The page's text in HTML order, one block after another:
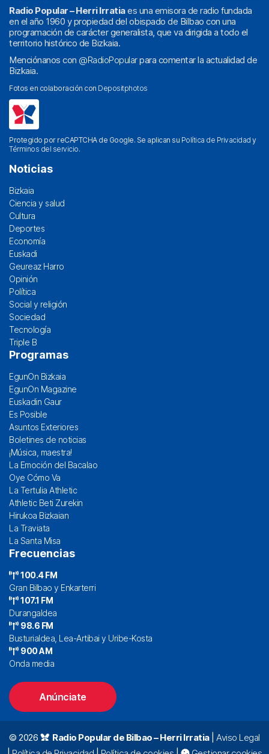
Radio Popular – Herri Irratiaes una emisora de radio fundada
en el año 1960 y propiedad del obispado de Bilbao con una
programación de carácter generalista, que va dirigida a todo el
territorio histórico de Bizkaia.
Menciónanos con @RadioPopularpara comentar la actualidad de
Bizkaia.
Fotos en colaboración con Depositphotos
Protegido por reCAPTCHA de Google. Se aplican su Política de Privacidad y
Términos del servicio.
Noticias
Bizkaia
Ciencia y salud
Cultura
Deportes
Economía
Euskadi
Geureaz Harro
Opinión
Política
Social y religión
Sociedad
Tecnología
Triple B
Programas
EgunOn Bizkaia
EgunOn Magazine
Euskadin Gaur
Es Posible
Asuntos Exteriores
Boletines de noticias
¡Música, maestra!
La Emoción del Bacalao
Oye Cómo Va
La Tertulia Athletic
Athletic Beti Zurekin
Hirukoa Bizkaian
La Traviata
La Santa Misa
Frecuencias
100.4 FM
Gran Bilbao y Enkarterri
107.1 FM
Durangaldea
98.6 FM
Busturialdea, Lea-Artibai y Uribe-Kosta
900 AM
Onda media
Anúnciate
© 2026 Radio Popular de Bilbao – Herri Irratia| Aviso Legal